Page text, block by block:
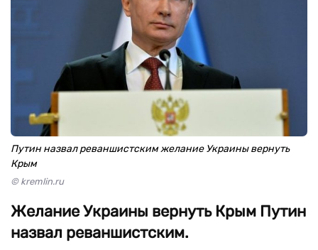
Путин назвал реваншистским желание Украины вернуть
Крым
© kremlin.ru
Желание Украины вернуть Крым Путин
назвал реваншистским.